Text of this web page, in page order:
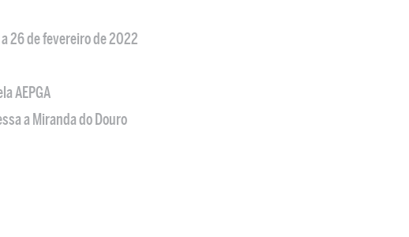
26 de fevereiro de 2022
AEPGA
a Miranda do Douro